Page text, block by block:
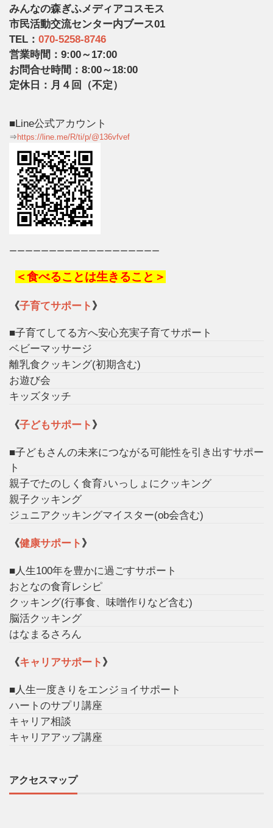
みんなの森ぎふメディアコスモス
市民活動交流センター内ブース01
TEL： 070-5258-8746
営業時間：9:00～17:00
お問合せ時間：8:00～18:00
定休日：月４回（不定）
■Line公式アカウント
⇒https://line.me/R/ti/p/@136vfvef
ーーーーーーーーーーーーーーーーーーー
＜食べることは生きること＞
《子育てサポート 》
■子育てしてる方へ安心充実子育てサポート
ベビーマッサージ
離乳食クッキング(初期含む)
お遊び会
キッズタッチ
《子どもサポート 》
■子どもさんの未来につながる可能性を引き出すサポー
ト
親子でたのしく食育♪いっしょにクッキング
親子クッキング
ジュニアクッキングマイスター(ob会含む)
《健康サポート 》
■人生100年を豊かに過ごすサポート
おとなの食育レシピ
クッキング(行事食、味噌作りなど含む)
脳活クッキング
はなまるさろん
《キャリアサポート 》
■人生一度きりをエンジョイサポート
ハートのサプリ講座
キャリア相談
キャリアアップ講座
アクセスマップ